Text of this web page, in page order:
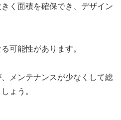
く面積を確保でき、デザイン
可能性があります。
メンテナンスが少なくして総
ょう。